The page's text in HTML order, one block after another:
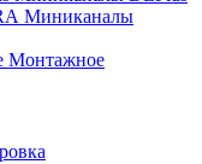
Миниканалы
Монтажное